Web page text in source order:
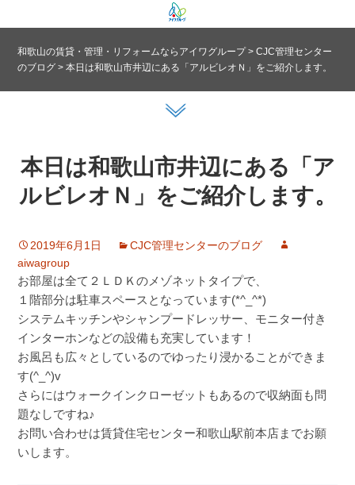
和歌山の賃貸・管理・リフォームならアイワグループ>CJC管理センター
のブログ >本日は和歌山市井辺にある「アルビレオＮ」をご紹介します。
本日は和歌山市井辺にある「ア
ルビレオＮ」をご紹介します。
2019年6月1日
CJC管理センターのブログ
aiwagroup
お部屋は全て２ＬＤＫのメゾネットタイプで、
１階部分は駐車スペースとなっています(*^_^*)
システムキッチンやシャンプードレッサー、モニター付き
インターホンなどの設備も充実しています！
お風呂も広々としているのでゆったり浸かることができま
す(^_^)v
さらにはウォークインクローゼットもあるので収納面も問
題なしですね♪
お問い合わせは賃貸住宅センター和歌山駅前本店までお願
いします。